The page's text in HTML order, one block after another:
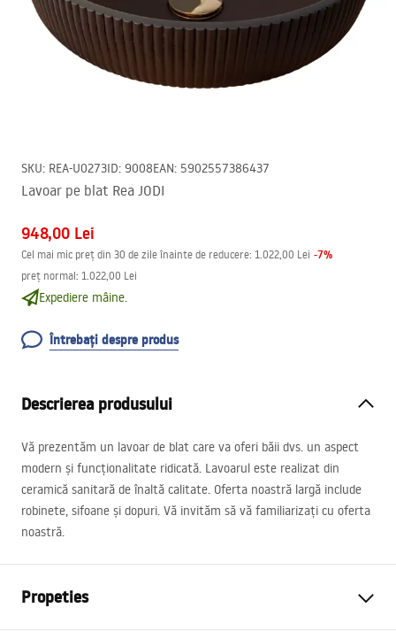
SKU: REA-U0273ID: 9008EAN: 5902557386437
Lavoar pe blat Rea JODI
948,00 Lei
Cel mai mic preț din 30 de zile înainte de reducere: 1.022,00 Lei -7%
preț normal: 1.022,00 Lei
Expediere mâine.
Întrebați despre produs
Descrierea produsului
Vă prezentăm un lavoar de blat care va oferi băii dvs. un aspect
modern și funcționalitate ridicată. Lavoarul este realizat din
ceramică sanitară de înaltă calitate. Oferta noastră largă include
robinete, sifoane și dopuri. Vă invităm să vă familiarizați cu oferta
noastră.
Propeties